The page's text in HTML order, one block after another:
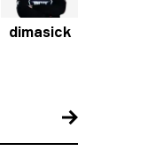
dimasick